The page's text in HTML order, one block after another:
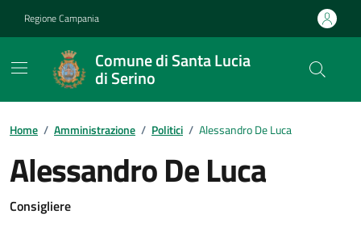
Regione Campania
Comune di Santa Lucia
di Serino
Home / Amministrazione / Politici / Alessandro De Luca
Alessandro De Luca
Consigliere